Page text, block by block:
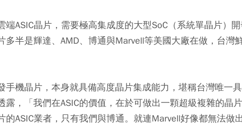
端ASIC晶片，需要極高集成度的大型SoC（系統單晶片）
多半是輝達、AMD、博通與Marvell等美國大廠在做，台灣
手機晶片，本身就具備高度晶片集成能力，堪稱台灣唯一
露，「我們在ASIC的價值，在於可做出一顆超級複雜的晶
的ASIC業者，只有我們與博通。就連Marvell好像都無法做